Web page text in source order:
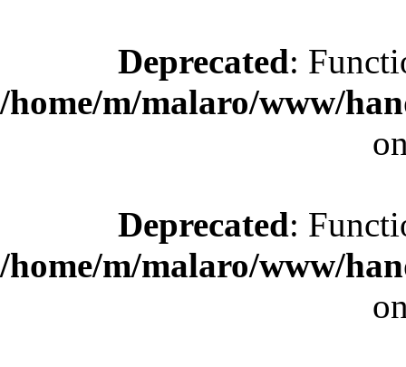
Deprecated:
/home/m/malaro/www/
Deprecated:
/home/m/malaro/www/